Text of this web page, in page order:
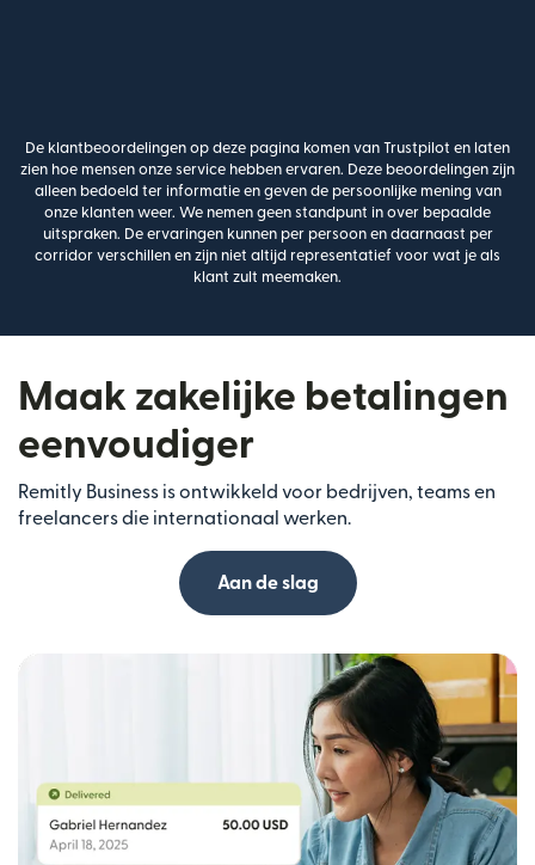
De klantbeoordelingen op deze pagina komen van Trustpilot en laten
zien hoe mensen onze service hebben ervaren. Deze beoordelingen zijn
alleen bedoeld ter informatie en geven de persoonlijke mening van
onze klanten weer. We nemen geen standpunt in over bepaalde
uitspraken. De ervaringen kunnen per persoon en daarnaast per
corridor verschillen en zijn niet altijd representatief voor wat je als
klant zult meemaken.
Maak zakelijke betalingen
eenvoudiger
Remitly Business is ontwikkeld voor bedrijven, teams en
freelancers die internationaal werken.
Aan de slag